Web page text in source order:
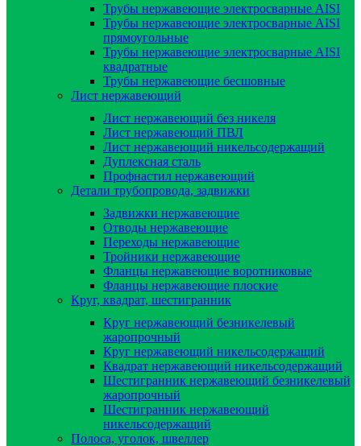
Трубы нержавеющие электросварные AISI
Трубы нержавеющие электросварные AISI
прямоугольные
Трубы нержавеющие электросварные AISI
квадратные
Трубы нержавеющие бесшовные
Лист нержавеющий
Лист нержавеющий без никеля
Лист нержавеющий ПВЛ
Лист нержавеющий никельсодержащий
Дуплексная сталь
Профнастил нержавеющий
Детали трубопровода, задвижки
Задвижки нержавеющие
Отводы нержавеющие
Переходы нержавеющие
Тройники нержавеющие
Фланцы нержавеющие воротниковые
Фланцы нержавеющие плоские
Круг, квадрат, шестигранник
Круг нержавеющий безникелевый
жаропрочный
Круг нержавеющий никельсодержащий
Квадрат нержавеющий никельсодержащий
Шестигранник нержавеющий безникелевый
жаропрочный
Шестигранник нержавеющий
никельсодержащий
Полоса, уголок, швеллер